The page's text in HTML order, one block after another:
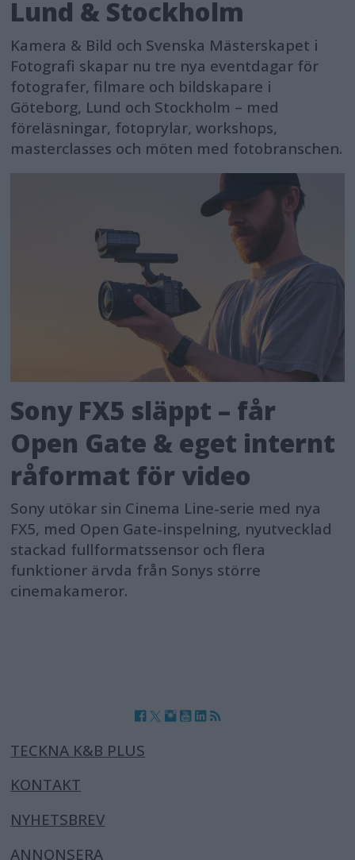
Lund & Stockholm
Kamera & Bild och Svenska Mästerskapet i
Fotografi skapar nu tre nya eventdagar för
fotografer, filmare och bildskapare i
Göteborg, Lund och Stockholm – med
föreläsningar, fotoprylar, workshops,
masterclasses och möten med fotobranschen.
Sony FX5 släppt – får
Open Gate & eget internt
råformat för video
Sony utökar sin Cinema Line-serie med nya
FX5, med Open Gate-inspelning, nyutvecklad
stackad fullformatssensor och flera
funktioner ärvda från Sonys större
cinemakameror.
TECKNA K&B PLUS
KONTAKT
NYHETSBREV
ANNONSERA